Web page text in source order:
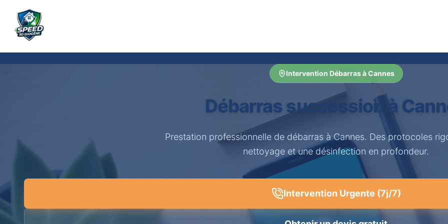
Intervention Débarras à Cannes
Débarras succession à
Prestation professionnelle de débarras à Cannes. Des protocoles
nettoyage et une désinfection en profondeur.
Intervention Urgente (7j/7)